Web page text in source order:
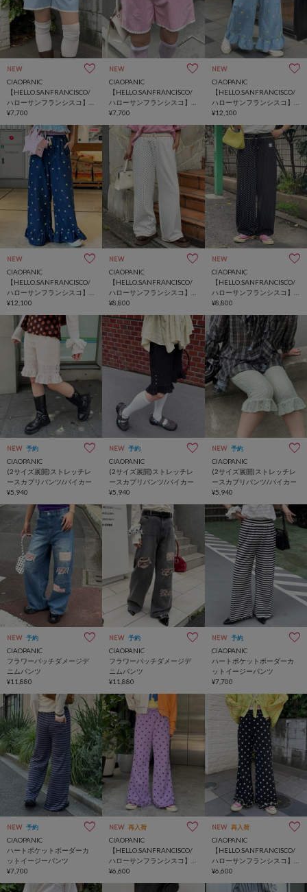
NEW
CIAOPANIC
【HELLO.SANFRANCISCO/
ハローサンフランシスコ】
レース付ストライプショー
トパンツ
¥7,700
NEW
CIAOPANIC
【HELLO.SANFRANCISCO/
ハローサンフランシスコ】
レース付ストライプショー
トパンツ
¥7,700
NEW
CIAOPANIC
【HELLO.SANFRANCISCO/
ハローサンフランシスコ】
裾フリル星柄刺繍デニム
¥12,100
NEW
CIAOPANIC
【HELLO.SANFRANCISCO/
ハローサンフランシスコ】
裾フリル星柄刺繍デニム
¥12,100
NEW
CIAOPANIC
【HELLO.SANFRANCISCO/
ハローサンフランシスコ】
アシメドット柄スウェット
¥8,800
NEW
CIAOPANIC
【HELLO.SANFRANCISCO/
ハローサンフランシスコ】
アシメドット柄スウェット
¥8,800
NEW 予約
CIAOPANIC
(2サイズ展開)ストレッチレ
ースカプリパンツ/バイカー
¥5,940
NEW 予約
CIAOPANIC
(2サイズ展開)ストレッチレ
ースカプリパンツ/バイカー
¥5,940
NEW 予約
CIAOPANIC
(2サイズ展開)ストレッチレ
ースカプリパンツ/バイカー
¥5,940
NEW 予約
CIAOPANIC
フラワーパッチダメージデ
ニムパンツ
¥11,880
NEW 予約
CIAOPANIC
フラワーパッチダメージデ
ニムパンツ
¥11,880
NEW 予約
CIAOPANIC
ハートポケットボーダーカ
ットイージーパンツ
¥7,700
NEW 予約
CIAOPANIC
ハートポケットボーダーカ
ットイージーパンツ
¥7,700
NEW 再入荷
CIAOPANIC
【HELLO.SANFRANCISCO/
ハローサンフランシスコ】
ドット柄ワッフルフレアパ
¥6,600
NEW 再入荷
CIAOPANIC
【HELLO.SANFRANCISCO/
ハローサンフランシスコ】
ドット柄ワッフルフレアパ
¥6,600